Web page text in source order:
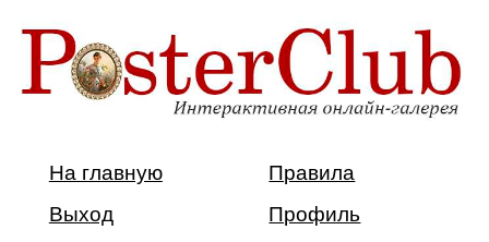
На главную
Правила
Выход
Профиль